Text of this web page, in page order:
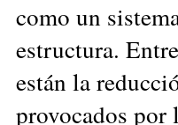
como un
estructura.
están la
provocados por